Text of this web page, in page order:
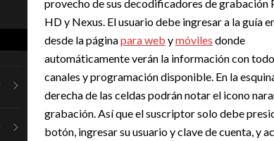
provecho de sus decodificadores de grabación
HD y Nexus. El usuario debe ingresar a la guía
desde la páginapara web ymóviles donde
automáticamente verán la información con
canales y programación disponible. En la
derecha de las celdas podrán notar el icono
grabación. Así que el suscriptor solo debe
botón, ingresar su usuario y clave de cuenta, y